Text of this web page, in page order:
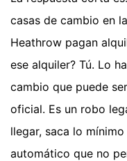
casas de cambio en
Heathrow pagan
ese alquiler? Tú. Lo
cambio que puede
oficial. Es un robo
llegar, saca lo
automático que no